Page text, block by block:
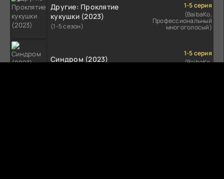
Другие: Проклятие
кукушки (2023)
(1-5 сезон)
1-5 серия
(BaibaKo,
Профессиональный
многоголосый)
Синдром (2023)
1-5 серия
(BaibaKo,